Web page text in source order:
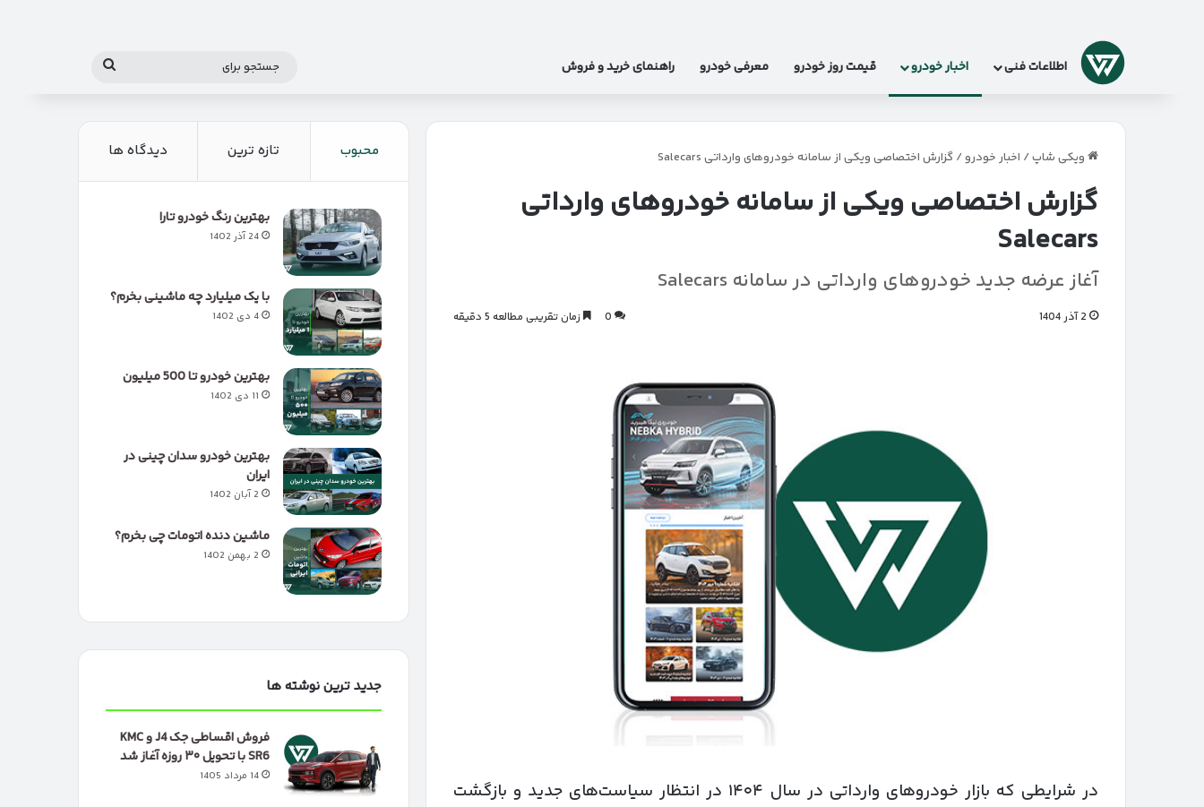
لوگو اطلاعات فنی اخبار خودرو قیمت روز خودرو معرفی خودرو راهنمای خرید و فروش
جستجو
ویکی شاپ/ اخبار خودرو/ گزارش اختصاصی ویکی‌ از سامانه خودروهای وارداتی Salecars
گزارش اختصاصی ویکی‌ از سامانه خودروهای وارداتی
Salecars
آغاز عرضه جدید خودروهای وارداتی در سامانه Salecars
2 آذر 1404 0 زمان تقریبی مطالعه 5 دقیقه
در شرایطی که بازار خودروهای وارداتی در سال ۱۴۰۴ در انتظار سیاست‌های جدید و بازگشت
محبوب تازه ترین دیدگاه ها
بهترین رنگ خودرو تارا
24 آذر 1402
با یک میلیارد چه ماشینی بخرم؟
4 دی 1402
بهترین خودرو تا 500 میلیون
11 دی 1402
بهترین خودرو سدان چینی در
ایران
2 آبان 1402
ماشین دنده اتومات چی بخرم؟
2 بهمن 1402
جدید ترین نوشته ها
فروش اقساطی جک J4 و KMC
SR6 با تحویل ۳۰ روزه آغاز شد
14 مرداد 1405